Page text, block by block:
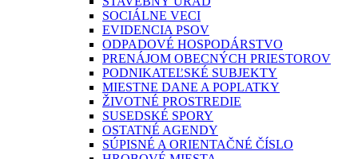
SOCIÁLNE VECI
EVIDENCIA PSOV
ODPADOVÉ HOSPODÁRSTVO
PRENÁJOM OBECNÝCH PRIESTOROV
PODNIKATEĽSKÉ SUBJEKTY
MIESTNE DANE A POPLATKY
ŽIVOTNÉ PROSTREDIE
SUSEDSKÉ SPORY
OSTATNÉ AGENDY
SÚPISNÉ A ORIENTAČNÉ ČÍSLO